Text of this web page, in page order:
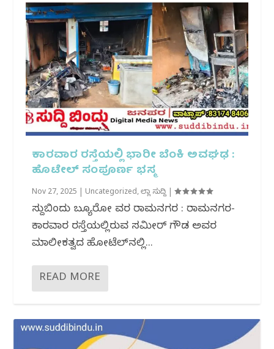
ಕಾರವಾರ ರಸ್ತೆಯಲ್ಲಿ ಭಾರೀ ಬೆಂಕಿ ಅವಘಢ :
ಹೊಟೇಲ್ ಸಂಪೂರ್ಣ ಭಸ್ಮ
Nov 27, 2025 Uncategorized,ಜಿಲ್ಲಾ ಸುದ್ದಿ |
ಸುದ್ದಿಬಿಂದು ಬ್ಯೂರೋ ವರದಿ ರಾಮನಗರ : ರಾಮನಗರ-
ಕಾರವಾರ ರಸ್ತೆಯಲ್ಲಿರುವ ಸಮೀರ್ ಗೌಡ ಅವರ
ಮಾಲೀಕತ್ವದ ಹೋಟೆಲ್‌ನಲ್ಲಿ...
READ MORE